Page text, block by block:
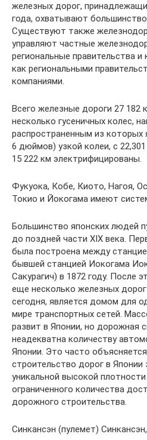
железных дорог,
года, охватывают
Существуют также
управляют частные
региональные правительства
как региональными
компаниями.
Всего железные дороги 27 182
несколько гусеничных колес,
распространенным из которых
6 дюймов) узкой колеи, с
15 222 км электрифицированы.
Фукуока, Кобе, Киото, Нагоя,
Токио и Йокогама имеют
Большинство японских людей
до поздней части XIX века.
была построена между
бывшей станцией Иокогама
Сакурагич) в 1872 году. После
еще несколько железных
сегодня, является домом для
мире транспортных сетей.
развит в Японии, но дорожная
неадекватна количеству
Японии. Это часто
строительство дорог в Японии
уникальной высокой плотности
ограниченного количества
дорожного строительства.
Синкансэн (пулемет)